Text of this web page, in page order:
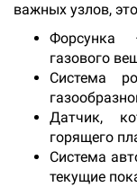
важных узлов,
Форсунка
газового
Система
Датчик,
горящего
Система
текущие